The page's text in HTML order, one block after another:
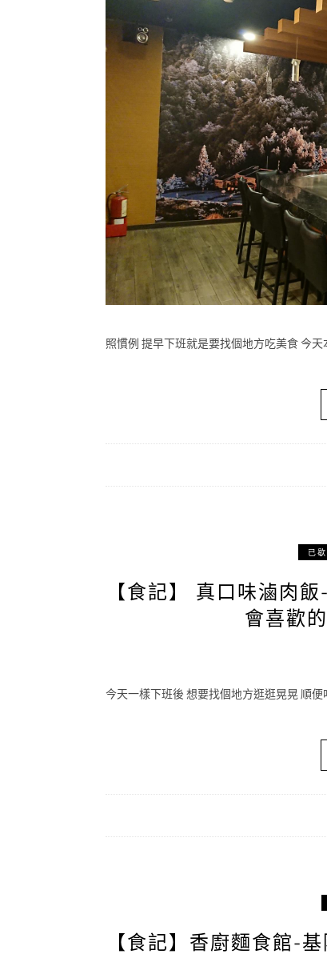
照慣例 提早下班就是要找個地方吃美食 今
已
【食記】 真口味滷肉
會喜歡
今天一樣下班後 想要找個地方逛逛晃晃 順
【食記】香廚麵食館-